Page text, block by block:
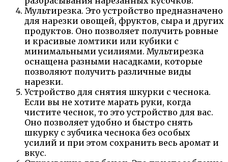
Мультирезка. Это устройство предназначено
для нарезки овощей, фруктов, сыра и других
продуктов. Оно позволяет получить ровные
и красивые ломтики или кубики с
минимальными усилиями. Мультирезка
оснащена разными насадками, которые
позволяют получить различные виды
нарезки.
Устройство для снятия шкурки с чеснока.
Если вы не хотите марать руки, когда
чистите чеснок, то это устройство для вас.
Оно позволяет удобно и быстро снять
шкурку с зубчика чеснока без особых
усилий и при этом сохранить весь аромат и
вкус.